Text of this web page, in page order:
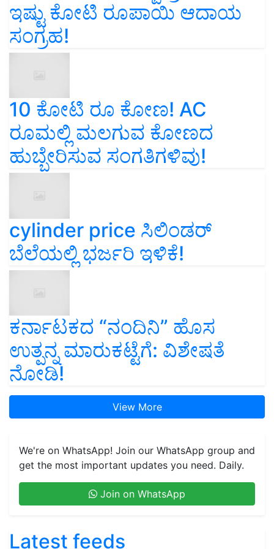
ಇಷ್ಟು ಕೋಟಿ ರೂಪಾಯಿ ಆದಾಯ
ಸಂಗ್ರಹ!
10 ಕೋಟಿ ರೂ ಕೋಣ! AC
ರೂಮಲ್ಲಿ ಮಲಗುವ ಕೋಣದ
ಹುಬ್ಬೇರಿಸುವ ಸಂಗತಿಗಳಿವು!
cylinder price ಸಿಲಿಂಡರ್‌
ಬೆಲೆಯಲ್ಲಿ ಭರ್ಜರಿ ಇಳಿಕೆ!
ಕರ್ನಾಟಕದ “ನಂದಿನಿ” ಹೊಸ
ಉತ್ಪನ್ನ ಮಾರುಕಟ್ಟೆಗೆ: ವಿಶೇಷತೆ
ನೋಡಿ!
View More
We're on WhatsApp! Join our WhatsApp group and
get the most important updates you need. Daily.
Join on WhatsApp
Latest feeds